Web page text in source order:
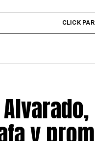
CLICK
y